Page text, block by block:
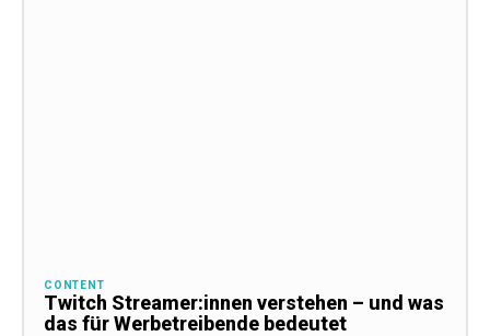
CONTENT
Twitch Streamer:innen verstehen – und was
das für Werbetreibende bedeutet